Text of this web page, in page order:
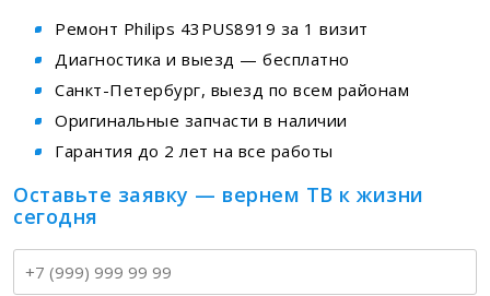
Ремонт Philips 43PUS8919 за 1 визит
Диагностика и выезд — бесплатно
Санкт-Петербург, выезд по всем районам
Оригинальные запчасти в наличии
Гарантия до 2 лет на все работы
Оставьте заявку — вернем ТВ к жизни
сегодня